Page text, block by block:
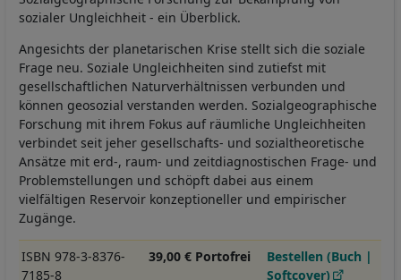
sozialer Ungleichheit - ein Überblick.
Angesichts der planetarischen Krise stellt sich die soziale
Frage neu. Soziale Ungleichheiten sind zutiefst mit
gesellschaftlichen Naturverhältnissen verbunden und
können geosozial verstanden werden. Sozialgeographische
Forschung mit ihrem Fokus auf räumliche Ungleichheiten
verbindet seit jeher gesellschafts- und sozialtheoretische
Ansätze mit erd-, raum- und zeitdiagnostischen Frage- und
Problemstellungen und schöpft dabei aus einem
vielfältigen Reservoir konzeptioneller und empirischer
Zugänge.
ISBN 978-3-8376-
7185-8
39,00 € Portofrei
Bestellen (Buch |
Softcover)